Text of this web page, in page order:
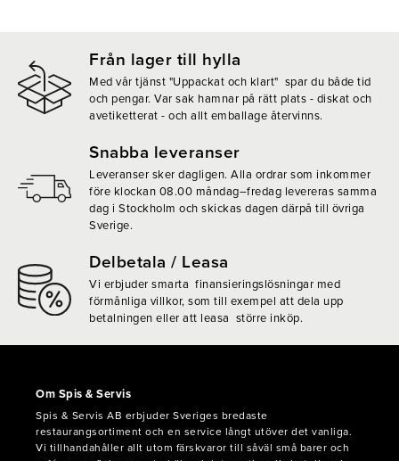
Från lager till hylla
Med vår tjänst "Uppackat och klart" spar du både tid
och pengar. Var sak hamnar på rätt plats - diskat och
avetiketterat - och allt emballage återvinns.
Snabba leveranser
Leveranser sker dagligen. Alla ordrar som inkommer
före klockan 08.00 måndag–fredag levereras samma
dag i Stockholm och skickas dagen därpå till övriga
Sverige.
Delbetala / Leasa
Vi erbjuder smarta finansieringslösningar med
förmånliga villkor, som till exempel att dela upp
betalningen eller att leasa större inköp.
Om Spis & Servis
Spis & Servis AB erbjuder Sveriges bredaste
restaurangsortiment och en service långt utöver det vanliga.
Vi tillhandahåller allt utom färskvaror till såväl små barer och